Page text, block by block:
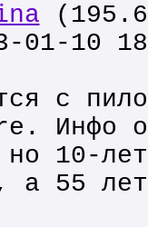
10
с
Инфо
10-
а 55